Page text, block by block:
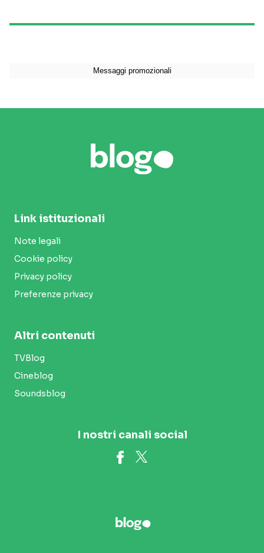
Link istituzionali
Note legali
Cookie policy
Privacy policy
Preferenze privacy
Altri contenuti
TVBlog
Cineblog
Soundsblog
I nostri canali social